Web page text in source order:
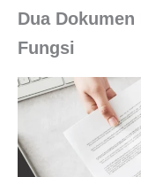
Dua
Fungsi